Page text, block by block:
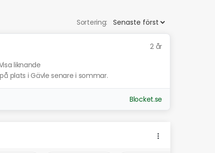
Sortering:
2 år
liknande
plats i Gävle senare i sommar.
Blocket.se